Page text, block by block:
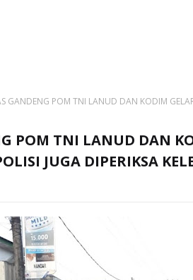
GANDENG POM TNI LANUD DAN KODIM
POM TNI LANUD DAN
JUGA DIPERIKSA